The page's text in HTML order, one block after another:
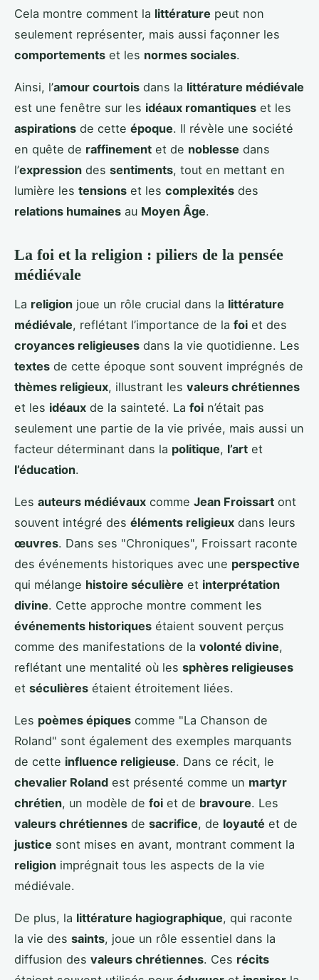
Cela montre comment la littérature peut non
seulement représenter, mais aussi façonner les
comportements et les normes sociales.
Ainsi, l’amour courtois dans la littérature médiévale
est une fenêtre sur les idéaux romantiques et les
aspirations de cette époque. Il révèle une société
en quête de raffinement et de noblesse dans
l’expression des sentiments, tout en mettant en
lumière les tensions et les complexités des
relations humaines au Moyen Âge.
La foi et la religion : piliers de la pensée
médiévale
La religion joue un rôle crucial dans la littérature
médiévale, reflétant l’importance de la foi et des
croyances religieuses dans la vie quotidienne. Les
textes de cette époque sont souvent imprégnés de
thèmes religieux, illustrant les valeurs chrétiennes
et les idéaux de la sainteté. La foi n’était pas
seulement une partie de la vie privée, mais aussi un
facteur déterminant dans la politique, l’art et
l’éducation.
Les auteurs médiévaux comme Jean Froissart ont
souvent intégré des éléments religieux dans leurs
œuvres. Dans ses "Chroniques", Froissart raconte
des événements historiques avec une perspective
qui mélange histoire séculière et interprétation
divine. Cette approche montre comment les
événements historiques étaient souvent perçus
comme des manifestations de la volonté divine,
reflétant une mentalité où les sphères religieuses
et séculières étaient étroitement liées.
Les poèmes épiques comme "La Chanson de
Roland" sont également des exemples marquants
de cette influence religieuse. Dans ce récit, le
chevalier Roland est présenté comme un martyr
chrétien, un modèle de foi et de bravoure. Les
valeurs chrétiennes de sacrifice, de loyauté et de
justice sont mises en avant, montrant comment la
religion imprégnait tous les aspects de la vie
médiévale.
De plus, la littérature hagiographique, qui raconte
la vie des saints, joue un rôle essentiel dans la
diffusion des valeurs chrétiennes. Ces récits